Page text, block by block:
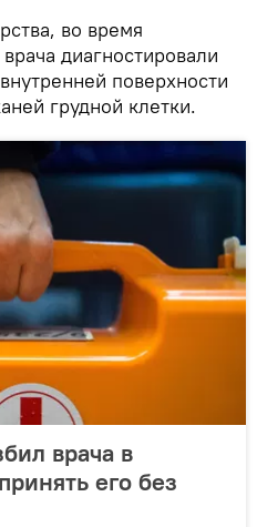
во время
диагностировали
поверхности
грудной клетки.
врача в
его без